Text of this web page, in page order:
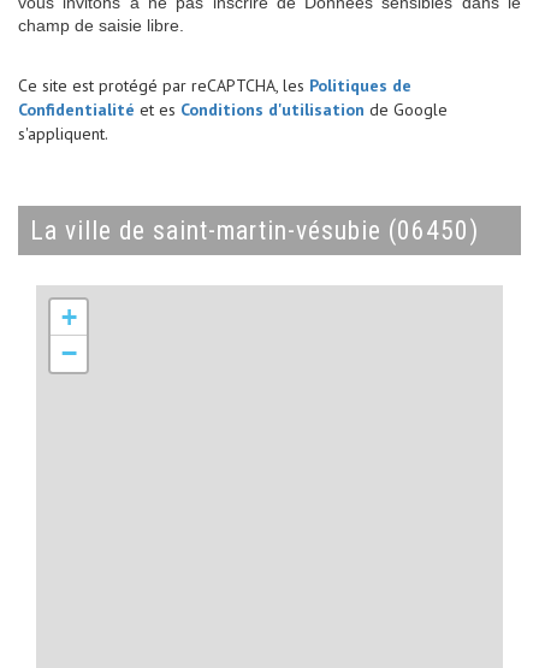
champ de saisie libre.
Ce site est protégé par reCAPTCHA, les Politiques de
Confidentialité et es Conditions d'utilisation de Google
s'appliquent.
la ville de saint-martin-vésubie (06450)
+
−